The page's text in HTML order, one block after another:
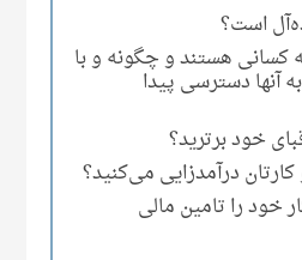
است؟
کسانی‌ هستند و چگونه و با
آنها دسترسی پیدا
خود برترید؟
درآمدزایی می‌کنید؟
را تامین مالی‌